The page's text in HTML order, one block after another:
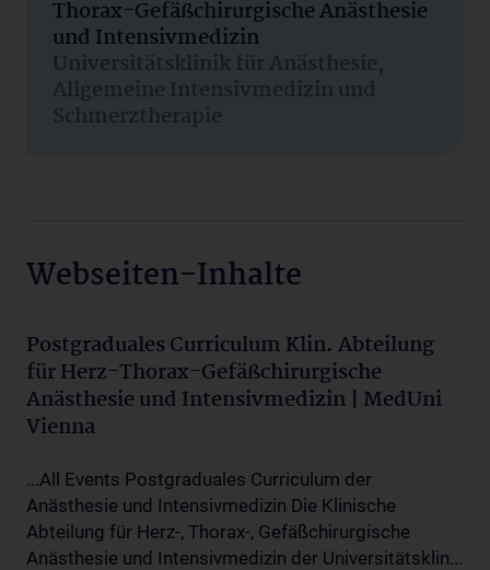
Thorax-Gefäßchirurgische Anästhesie
und Intensivmedizin
Universitätsklinik für Anästhesie,
Allgemeine Intensivmedizin und
Schmerztherapie
Webseiten-Inhalte
Postgraduales Curriculum Klin. Abteilung
für Herz-Thorax-Gefäßchirurgische
Anästhesie und Intensivmedizin | MedUni
Vienna
...All Events Postgraduales Curriculum der
Anästhesie und Intensivmedizin Die Klinische
Abteilung für Herz-, Thorax-, Gefäßchirurgische
Anästhesie und Intensivmedizin der Universitätsklin...